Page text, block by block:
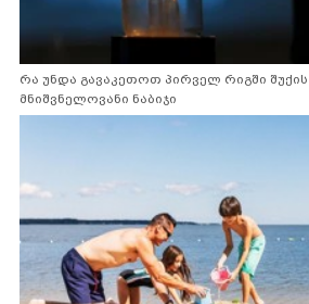
რა უნდა გავაკეთოთ პირველ რიგში
მნიშვნელოვანი ნაბიჯი